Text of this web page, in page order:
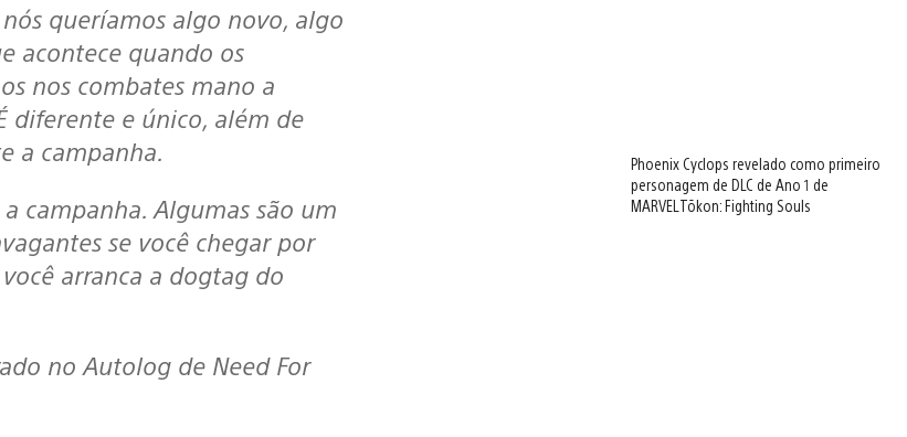
queríamos algo novo, algo
acontece quando os
nos combates mano a
diferente e único, além de
a campanha.
se você chegar por
arranca a dogtag do
no Autolog de Need For
Phoenix Cyclops revelado como primeiro
personagem de DLC de Ano 1 de
MARVEL Tōkon: Fighting Souls